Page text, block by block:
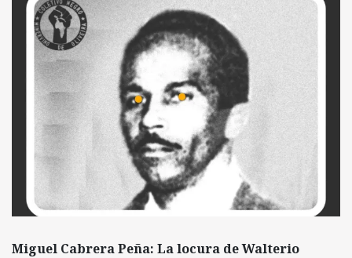
Miguel Cabrera Peña: La locura de Walterio